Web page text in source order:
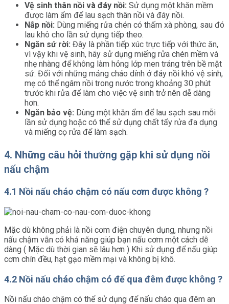
Vệ sinh thân nồi và đáy nồi: Sử dụng một khăn mềm
được làm ẩm để lau sạch thân nồi và đáy nồi.
Nắp nồi: Dùng miếng rửa chén có thấm xà phòng, sau đó
lau khô cho lần sử dụng tiếp theo.
Ngăn sứ rời: Đây là phần tiếp xúc trực tiếp với thức ăn,
vì vậy khi vệ sinh, hãy sử dụng miếng rửa chén mềm và
nhẹ nhàng để không làm hỏng lớp men tráng trên bề mặt
sứ. Đối với những mảng cháo dính ở đáy nồi khó vệ sinh,
mẹ có thể ngâm nồi trong nước trong khoảng 30 phút
trước khi rửa để làm cho việc vệ sinh trở nên dễ dàng
hơn.
Ngăn bảo vệ: Dùng một khăn ẩm để lau sạch sau mỗi
lần sử dụng hoặc có thể sử dụng chất tẩy rửa đa dụng
và miếng cọ rửa để làm sạch.
4. Những câu hỏi thường gặp khi sử dụng nồi
nấu chậm
4.1 Nồi nấu cháo chậm có nấu cơm được không ?
Mặc dù không phải là nồi cơm điện chuyên dụng, nhưng nồi
nấu chậm vẫn có khả năng giúp bạn nấu cơm một cách dễ
dàng ( Mặc dù thời gian sẽ lâu hơn ) Khi sử dụng để nấu giúp
cơm chín đều, hạt gạo mềm mại và không bị khô.
4.2 Nồi nấu cháo chậm có để qua đêm được không ?
Nồi nấu cháo chậm có thể sử dụng để nấu cháo qua đêm an